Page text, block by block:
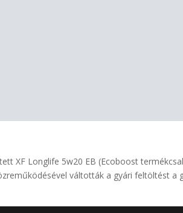
XF Longlife 5w20 EB (Ecoboost
váltották a gyári feltöltést a